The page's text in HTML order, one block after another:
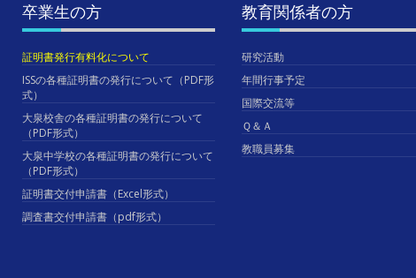
卒業生の方
証明書発行有料化について
ISSの各種証明書の発行について（PDF形
式）
大泉校舎の各種証明書の発行について
（PDF形式）
大泉中学校の各種証明書の発行について
（PDF形式）
証明書交付申請書（Excel形式）
調査書交付申請書（pdf形式）
教育関係者の方
研究活動
年間行事予定
国際交流等
Ｑ＆Ａ
教職員募集